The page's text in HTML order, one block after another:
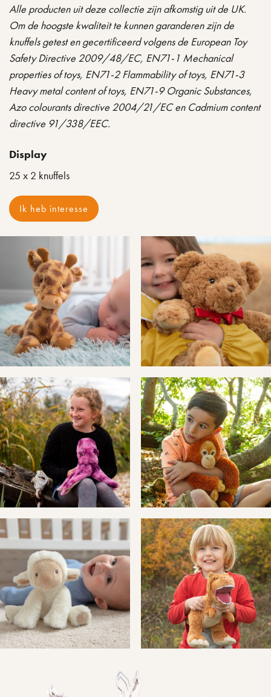
Alle producten uit deze collectie zijn afkomstig uit de UK.
Om de hoogste kwaliteit te kunnen garanderen zijn de
knuffels getest en gecertificeerd volgens de European Toy
Safety Directive 2009/48/EC, EN71-1 Mechanical
properties of toys, EN71-2 Flammability of toys, EN71-3
Heavy metal content of toys, EN71-9 Organic Substances,
Azo colourants directive 2004/21/EC en Cadmium content
directive 91/338/EEC.
Display
25 x 2 knuffels
Ik heb interesse